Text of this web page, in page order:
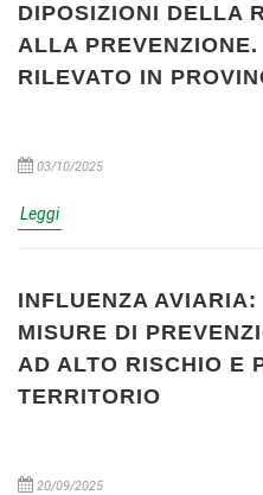
DIPOSIZIONI DELLA
ALLA
RILEVATO IN
03/10/2025
Leggi
INFLUENZA
MISURE DI
AD ALTO RISCHIO E
TERRITORIO
20/09/2025